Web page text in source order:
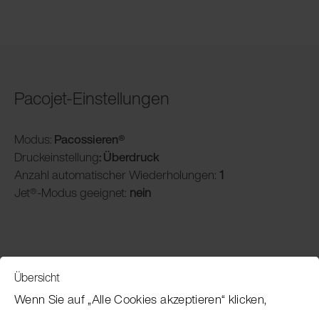
Pacojet-Einstellungen
Modus: Pacossieren®
Druckeinstellung: Überdruck
Anzahl automatischer Wiederholungen: 1
Jet®-Modus geeignet: nein
Übersicht
Wenn Sie auf „Alle Cookies akzeptieren“ klicken,